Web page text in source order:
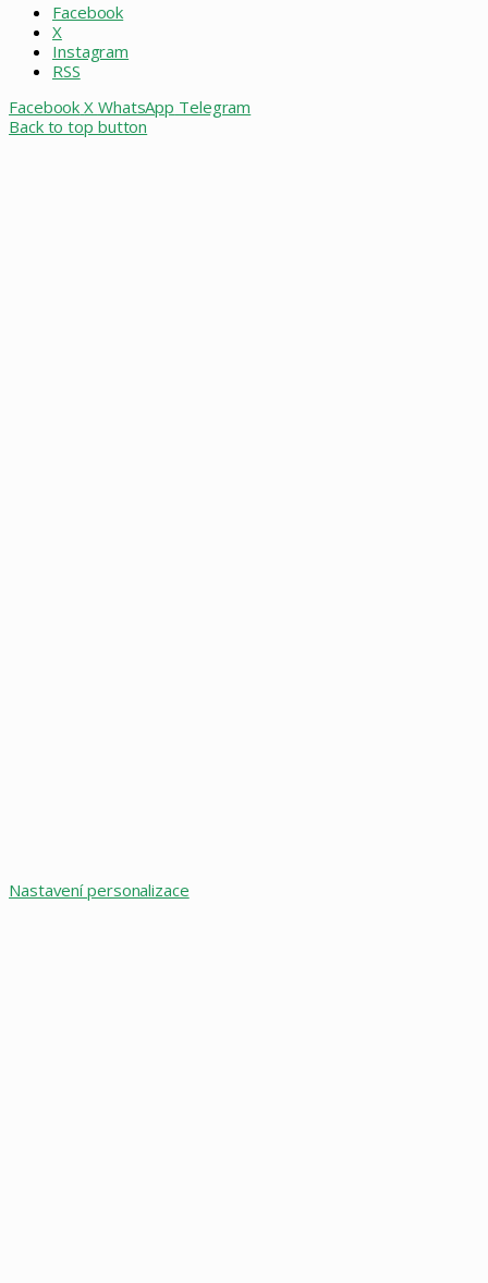
Facebook
X
Instagram
RSS
Facebook X WhatsApp Telegram
Back to top button
Nastavení personalizace